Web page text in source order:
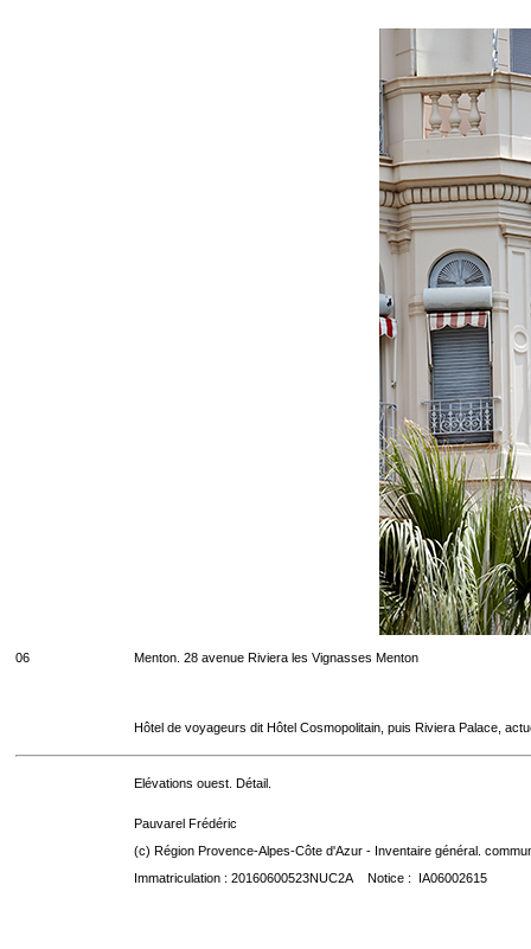
06 Menton. 28 avenue Riviera les Vignasses Menton
Hôtel de voyageurs dit Hôtel Cosmopolitain, puis Riviera Palace,
Elévations ouest. Détail.
Pauvarel Frédéric
(c) Région Provence-Alpes-Côte d'Azur - Inventaire général.
Immatriculation : 20160600523NUC2A Notice : IA06002615